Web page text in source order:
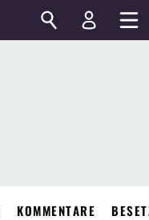
KOMMENTARE